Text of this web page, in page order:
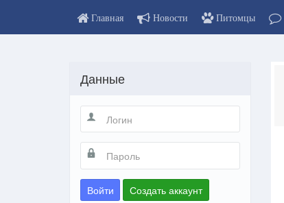
Главная Новости Питомцы
Данные
Войти Создать аккаунт